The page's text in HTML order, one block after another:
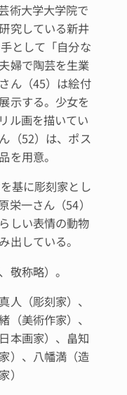
術大学大学院で
究している新井
として「自分な
婦で陶芸を生業
ん（45）は絵付
示する。少女を
ル画を描いてい
（52）は、ポス
を用意。
基に彫刻家とし
栄一さん（54）
しい表情の動物
出している。
敬称略）。
（彫刻家）、
（美術作家）、
本画家）、畠知
）、八幡満（造
）